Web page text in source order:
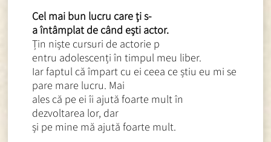
Cel mai bun lucru care ți s-
a întâmplat de când ești actor.
Țin niște cursuri de actorie p
entru adolescenți în timpul meu liber.
Iar faptul că împart cu ei ceea ce știu eu mi se
pare mare lucru. Mai
ales că pe ei îi ajută foarte mult în
dezvoltarea lor, dar
și pe mine mă ajută foarte mult.